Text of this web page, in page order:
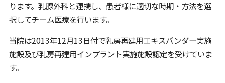
ります。乳腺外科と連携し、患者様に適切な時期・方法を選
択してチーム医療を行います。
当院は2013年12月13日付で乳房再建用エキスパンダー実施
施設及び乳房再建用インプラント実施施設認定を受けていま
す。